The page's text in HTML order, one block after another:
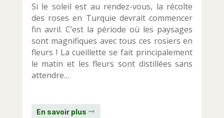
Si le soleil est au rendez-vous, la récolte
des roses en Turquie devrait commencer
fin avril. C’est la période où les paysages
sont magnifiques avec tous ces rosiers en
fleurs ! La cueillette se fait principalement
le matin et les fleurs sont distillées sans
attendre…
En savoir plus